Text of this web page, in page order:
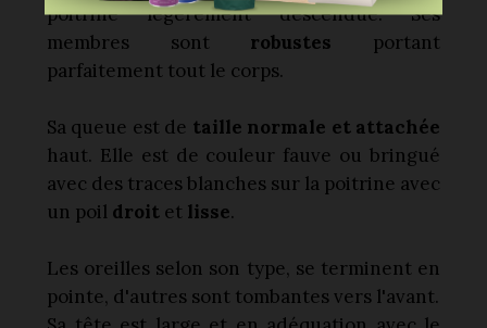
poitrine légèrement descendue. Ses
membres sont robustes portant
parfaitement tout le corps.
Sa queue est de taille normale et attachée
haut. Elle est de couleur fauve ou bringué
avec des traces blanches sur la poitrine avec
un poil droit et lisse.
Les oreilles selon son type, se terminent en
pointe, d'autres sont tombantes vers l'avant.